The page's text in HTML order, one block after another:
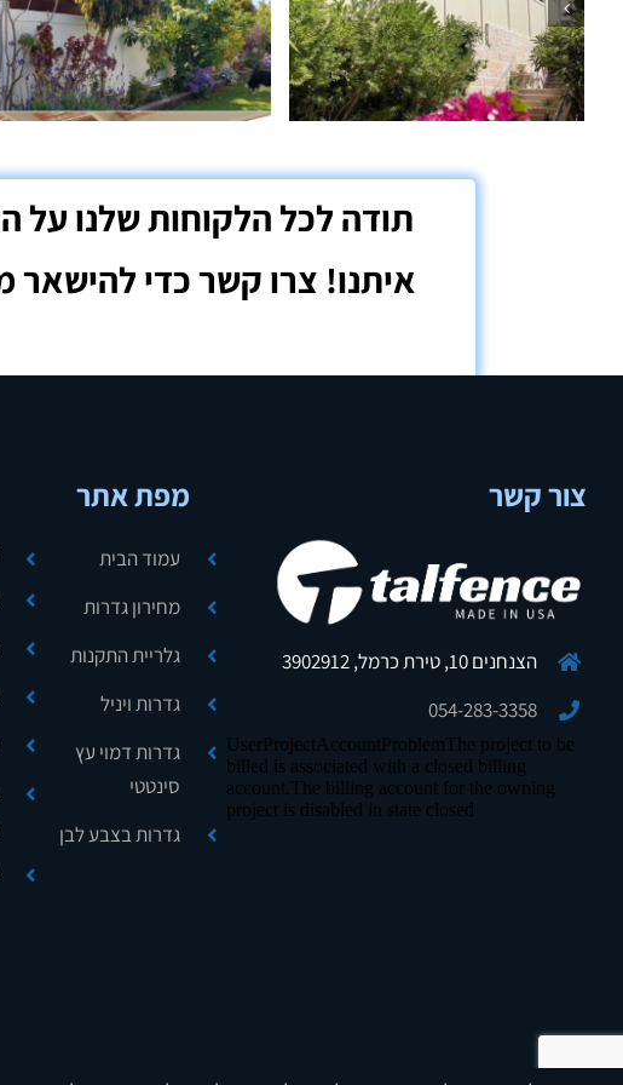
צור קשר
הצנחנים 10, טירת כרמל, 3902912
054-283-3358
מפת אתר
עמוד הבית
מחירון גדרות
גלריית התקנות
גדרות ויניל
גדרות דמוי עץ
סינטטי
גדרות בצבע לבן